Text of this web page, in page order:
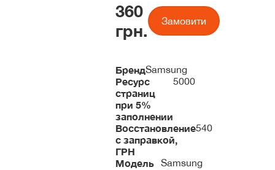
360
грн.
Замовити
БрендSamsung
Ресурс
страниц
при 5%
заполнении
5000
Восстановление
с заправкой,
ГРН
540
Модель
Samsung